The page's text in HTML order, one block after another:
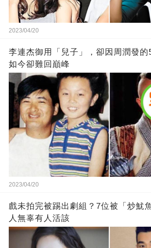
2023/04/20
李連杰御用「兒子」，卻因周潤發的
如今卻難回巔峰
2023/04/20
戲未拍完被踢出劇組？7位被「炒魷
人無辜有人活該